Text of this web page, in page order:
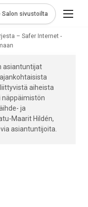
Salon sivustoilta
– Safer Internet -
asiantuntijat
aiheista
näppäimistön
ja
Maarit Hildén,
asiantuntijoita.